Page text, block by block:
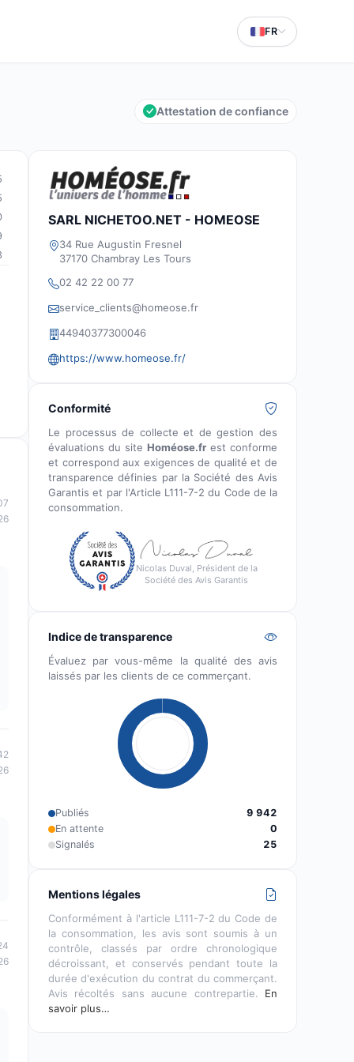
FR
Attestation de confiance
SARL NICHETOO.NET - HOMEOSE
34 Rue Augustin Fresnel
37170 Chambray Les Tours
02 42 22 00 77
service_clients@homeose.fr
44940377300046
https://www.homeose.fr/
Conformité
Le processus de collecte et de gestion des
évaluations du site Homéose.fr est conforme
et correspond aux exigences de qualité et de
transparence définies par la Société des Avis
Garantis et par l'Article L111-7-2 du Code de la
consommation.
Nicolas Duval, Président de la
Société des Avis Garantis
Indice de transparence
Évaluez par vous-même la qualité des avis
laissés par les clients de ce commerçant.
Publiés
9 942
En attente
0
Signalés
25
Mentions légales
Conformément à l'article L111-7-2 du Code de
la consommation, les avis sont soumis à un
contrôle, classés par ordre chronologique
décroissant, et conservés pendant toute la
durée d'exécution du contrat du commerçant.
Avis récoltés sans aucune contrepartie. En
savoir plus…